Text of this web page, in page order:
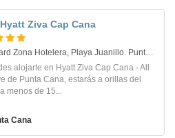
Ziva Cap Cana
Boulevard Zona Hotelera, Playa Juanillo. Punta Cana
alojarte en Hyatt Ziva Cap Cana - All
de Punta Cana, estarás a orillas del
menos de 15...
Cana